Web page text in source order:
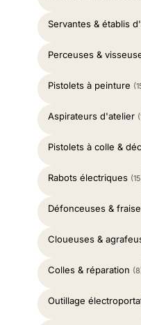
Servantes & établis
Perceuses &
Pistolets à peinture
Aspirateurs d'atelier
Pistolets à colle &
Rabots électriques
Défonceuses &
Cloueuses &
Colles & réparation
Outillage